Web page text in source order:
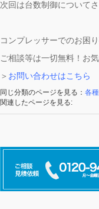
次回は台数制御について
コンプレッサーでのお困
ご相談等は一切無料！お
＞ お問い合わせはこちら
同じ分類のページを見る： 各
関連したページを見る: